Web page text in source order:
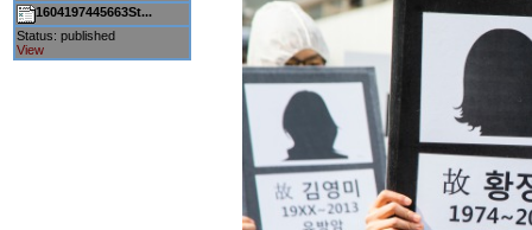
1604197445663St...
Status: published
View